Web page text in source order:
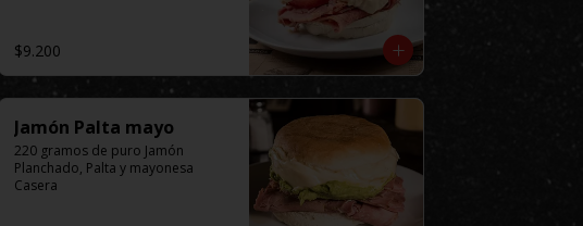
$9.200
Jamón Palta mayo
220 gramos de puro Jamón
Planchado, Palta y mayonesa
Casera